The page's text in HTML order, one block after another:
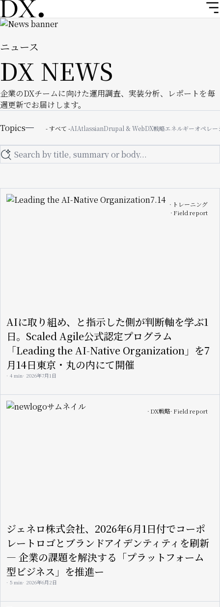
メ
イ
ン
ン
テ
に
移
ニュース
DX NEWS
企業のDXチームに向けた運用調査、実装分析、レポートを毎
週更新でお届けします。
Image
Topics - すべて -AIAtlassianDrupal & WebDX戦略エネルギーオペレー
Search
Image
トレーニング
Field report
AIに取り組め、と指示した側が判断軸を学ぶ1
日。Scaled Agile公式認定プログラム
「Leading the AI-Native Organization」を7
月14日東京・丸の内にて開催
4 min 2026年7月1日
Image DX戦略 Field report
ジェネロ株式会社、2026年6月1日付でコーポ
レートロゴとブランドアイデンティティを刷新
— 企業の課題を解決する「プラットフォーム
型ビジネス」を推進ー
5 min 2026年6月2日